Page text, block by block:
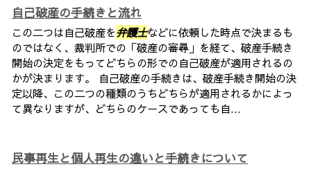
自己破産の手続きと流れ
この二つは自己破産を弁護士などに依頼した時点で決まるも
のではなく、裁判所での「破産の審尋」を経て、破産手続き
開始の決定をもってどちらの形での自己破産が適用されるの
かが決まります。 自己破産の手続きは、破産手続き開始の決
定以降、この二つの種類のうちどちらが適用されるかによっ
て異なりますが、どちらのケースであっても自...
民事再生と個人再生の違いと手続きについて